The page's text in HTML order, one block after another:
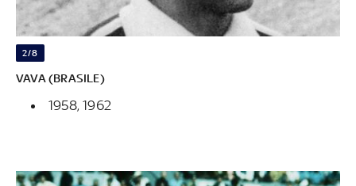
2/8
VAVA (BRASILE)
1958, 1962